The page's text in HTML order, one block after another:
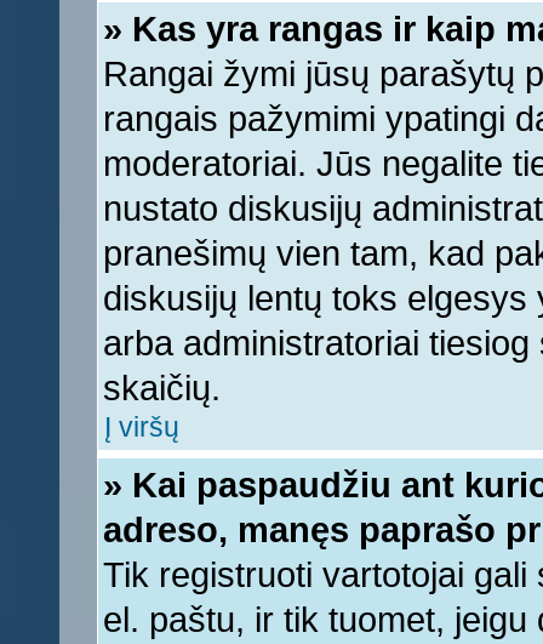
» Kas yra rangas ir kaip
Rangai žymi jūsų parašytų
rangais pažymimi ypatingi
moderatoriai. Jūs negalite
nustato diskusijų
pranešimų vien tam, kad
diskusijų lentų toks
arba administratoriai
skaičių.
Į viršų
» Kai paspaudžiu ant
adreso, manęs paprašo
Tik registruoti vartotojai
el. paštu, ir tik tuomet,